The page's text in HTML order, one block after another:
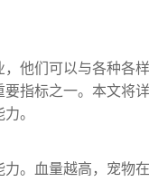
他们可以与各种各
指标之一。本文将
。
。血量越高，宠物